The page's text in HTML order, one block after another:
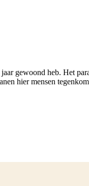
gewoond heb. Het
hier mensen